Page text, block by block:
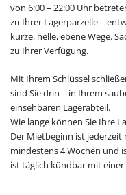
von 6:00 – 22:00 Uhr
zu Ihrer Lagerparzelle –
kurze, helle, ebene Wege.
zu Ihrer Verfügung.
Mit Ihrem Schlüssel
sind Sie drin – in Ihrem
einsehbaren Lagerabteil.
Wie lange können Sie Ihre
Der Mietbeginn ist
mindestens 4 Wochen und
ist täglich kündbar mit